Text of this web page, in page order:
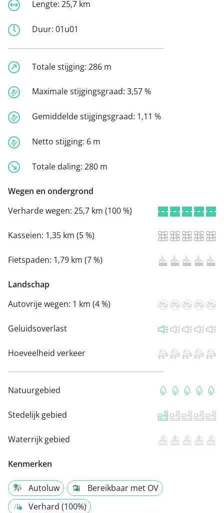
Lengte: 25,7 km
Duur: 01u01
Totale stijging: 286 m
Maximale stijgingsgraad: 3,57 %
Gemiddelde stijgingsgraad: 1,11 %
Netto stijging: 6 m
Totale daling: 280 m
Wegen en ondergrond
Verharde wegen: 25,7 km (100 %)
Kasseien: 1,35 km (5 %)
Fietspaden: 1,79 km (7 %)
Landschap
Autovrije wegen: 1 km (4 %)
Geluidsoverlast
Hoeveelheid verkeer
Natuurgebied
Stedelijk gebied
Waterrijk gebied
Kenmerken
Autoluw
Bereikbaar met OV
Verhard (100%)